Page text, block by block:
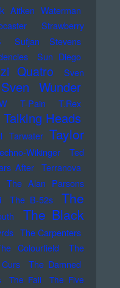
Aitken Waterman
Strawberry
Sufjan Stevens
Sun Diego
Quatro
Sven
Sven Wunder
T-Pain
T.Rex
Talking Heads
Tarwater Taylor
Wikinger
Ted
After Terranova
The Alan Parsons
The B-52s
The
The Black
The Carpenters
Colourfield
The
The Damned
The Fall
The Five